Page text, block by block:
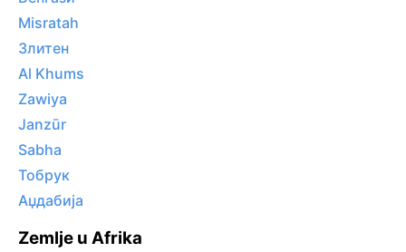
Misratah
Злитен
Al Khums
Zawiya
Janzūr
Sabha
Тобрук
Аџдабија
Zemlje u Afrika